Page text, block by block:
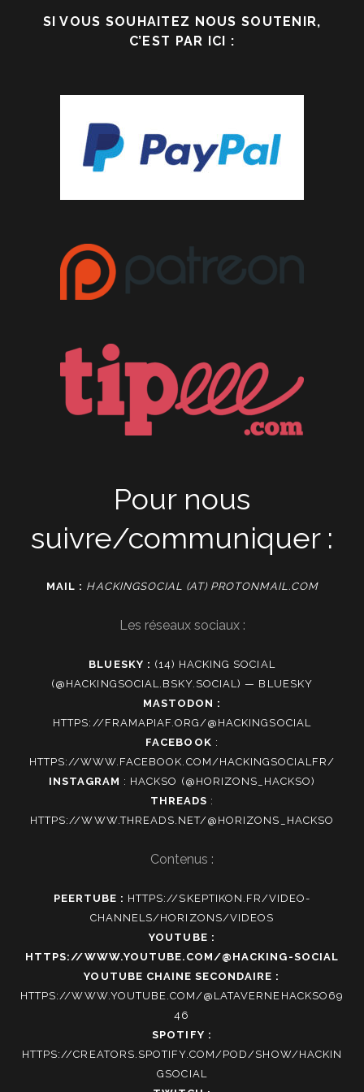
SI VOUS SOUHAITEZ NOUS SOUTENIR,
C’EST PAR ICI :
Pour nous
suivre/communiquer :
MAIL : HACKINGSOCIAL (AT) PROTONMAIL.COM
Les réseaux sociaux :
BLUESKY : (14) HACKING SOCIAL
(@HACKINGSOCIAL.BSKY.SOCIAL) — BLUESKY
MASTODON :
HTTPS://FRAMAPIAF.ORG/@HACKINGSOCIAL
FACEBOOK :
HTTPS://WWW.FACEBOOK.COM/HACKINGSOCIALFR/
INSTAGRAM : HACKSO (@HORIZONS_HACKSO)
THREADS :
HTTPS://WWW.THREADS.NET/@HORIZONS_HACKSO
Contenus :
PEERTUBE : HTTPS://SKEPTIKON.FR/VIDEO-
CHANNELS/HORIZONS/VIDEOS
YOUTUBE :
HTTPS://WWW.YOUTUBE.COM/@HACKING-SOCIAL
YOUTUBE CHAINE SECONDAIRE :
HTTPS://WWW.YOUTUBE.COM/@LATAVERNEHACKSO69
46
SPOTIFY :
HTTPS://CREATORS.SPOTIFY.COM/POD/SHOW/HACKIN
GSOCIAL